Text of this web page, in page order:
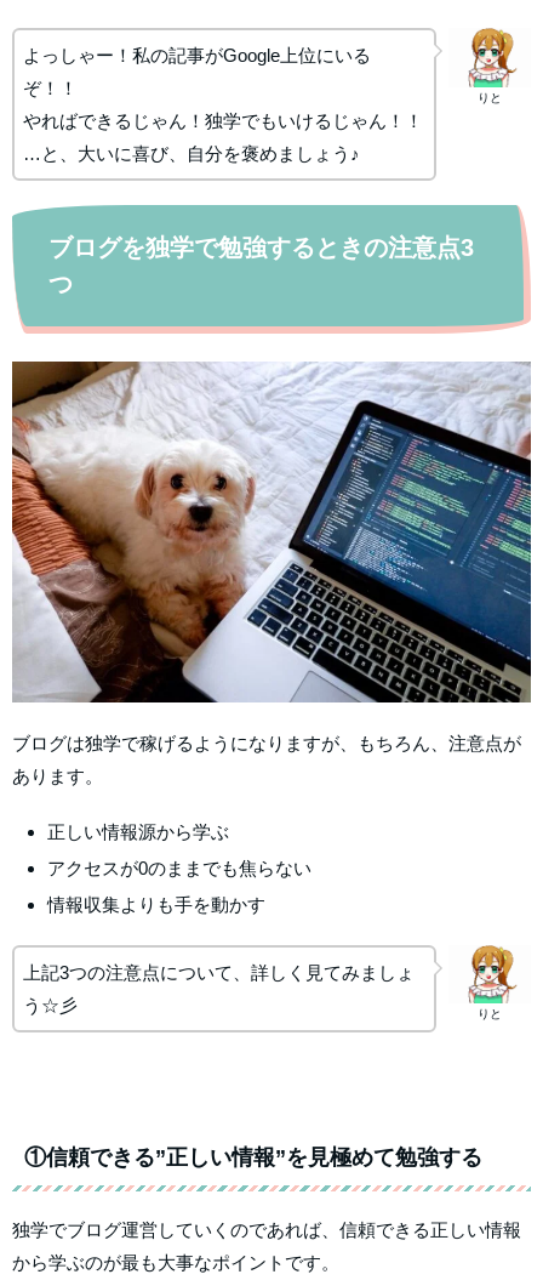
りと
よっしゃー！私の記事がGoogle上位にいる
ぞ！！
やればできるじゃん！独学でもいけるじゃん！！
…と、大いに喜び、自分を褒めましょう♪
ブログを独学で勉強するときの注意点3
つ
ブログは独学で稼げるようになりますが、もちろん、注意点が
あります。
正しい情報源から学ぶ
アクセスが0のままでも焦らない
情報収集よりも手を動かす
りと
上記3つの注意点について、詳しく見てみましょ
う☆彡
①信頼できる”正しい情報”を見極めて勉強する
独学でブログ運営していくのであれば、信頼できる正しい情報
から学ぶのが最も大事なポイントです。